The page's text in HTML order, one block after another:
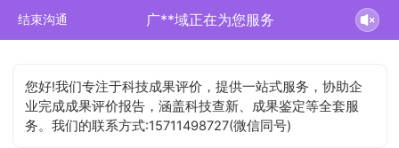
结束沟通 广**域正在为您服务
您好!我们专注于科技成果评价，提供一站式服务，协助企
业完成成果评价报告，涵盖科技查新、成果鉴定等全套服
务。我们的联系方式:15711498727(微信同号)